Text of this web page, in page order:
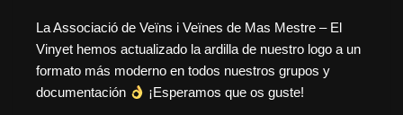
La Associació de Veïns i Veïnes de Mas Mestre – El
Vinyet hemos actualizado la ardilla de nuestro logo a un
formato más moderno en todos nuestros grupos y
documentación
¡Esperamos que os guste!